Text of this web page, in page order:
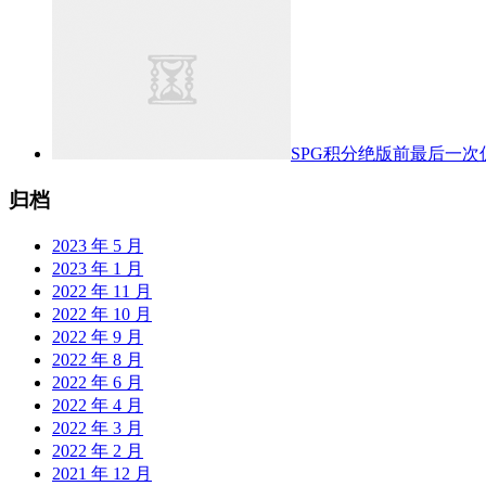
SPG积分绝版前最后一次
归档
2023 年 5 月
2023 年 1 月
2022 年 11 月
2022 年 10 月
2022 年 9 月
2022 年 8 月
2022 年 6 月
2022 年 4 月
2022 年 3 月
2022 年 2 月
2021 年 12 月